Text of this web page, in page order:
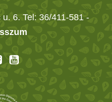
6. Tel: 36/411-581 -